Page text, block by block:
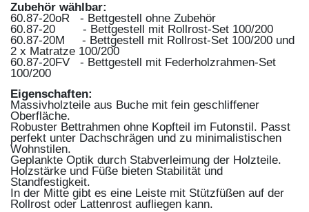
Zubehör wählbar:
60.87-20oR - Bettgestell ohne Zubehör
60.87-20 - Bettgestell mit Rollrost-Set 100/200
60.87-20M - Bettgestell mit Rollrost-Set 100/200 und
2 x Matratze 100/200
60.87-20FV - Bettgestell mit Federholzrahmen-Set
100/200
Eigenschaften:
Massivholzteile aus Buche mit fein geschliffener
Oberfläche.
Robuster Bettrahmen ohne Kopfteil im Futonstil. Passt
perfekt unter Dachschrägen und zu minimalistischen
Wohnstilen.
Geplankte Optik durch Stabverleimung der Holzteile.
Holzstärke und Füße bieten Stabilität und
Standfestigkeit.
In der Mitte gibt es eine Leiste mit Stützfüßen auf der
Rollrost oder Lattenrost aufliegen kann.